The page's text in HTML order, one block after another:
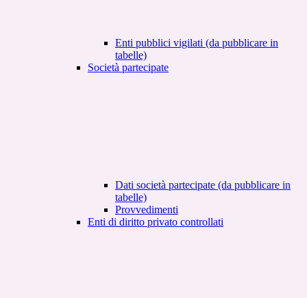
Enti pubblici vigilati (da pubblicare in
tabelle)
Società partecipate
Dati società partecipate (da pubblicare in
tabelle)
Provvedimenti
Enti di diritto privato controllati